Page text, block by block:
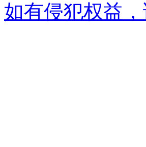
如有侵犯权益